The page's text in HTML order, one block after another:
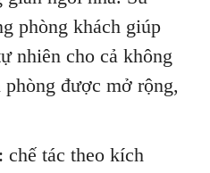
phòng khách giúp
nhiên cho cả không
được mở rộng,
tác theo kích